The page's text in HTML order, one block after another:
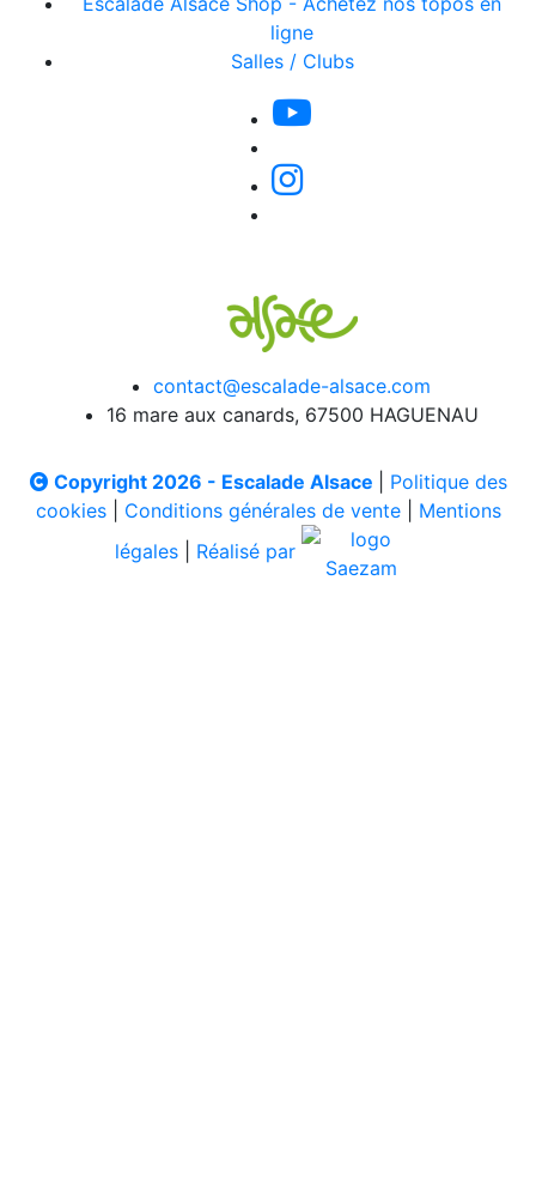
ligne
Salles / Clubs
contact@escalade-alsace.com
16 mare aux canards, 67500 HAGUENAU
Copyright 2026 - Escalade Alsace
Politique des
cookies| Conditions générales de vente| Mentions
légales
Réalisé par